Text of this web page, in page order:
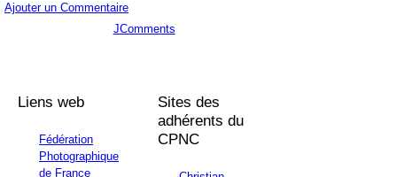
Ajouter un Commentaire
JComments
Liens web
Fédération
Photographique
de France
Sites des
adhérents du
CPNC